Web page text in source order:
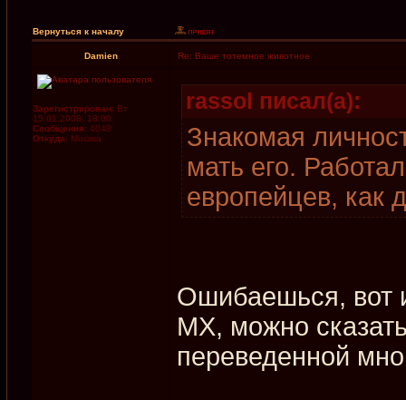
Вернуться к началу
Damien Re: Ваше тотемное животное
Зарегистрирован: Вт
15.01.2008, 18:00
Сообщения: 4048
Откуда: Москва
rassol писал(а):
Знакомая
мать его.
европейцев, как
Ошибаешься, вот
МХ, можно
переведенной